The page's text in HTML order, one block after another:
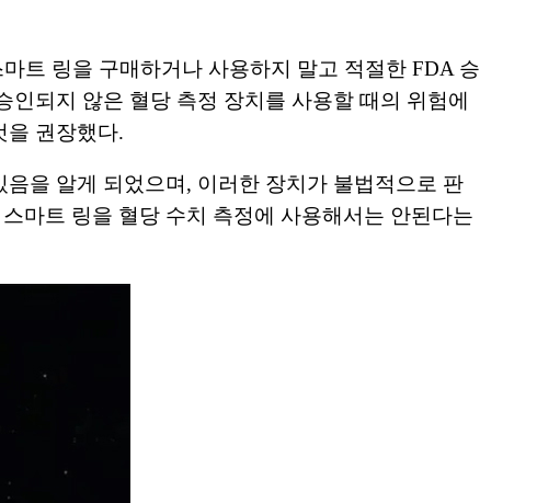
트 링을 구매하거나 사용하지 말고 적절한 FDA 승
되지 않은 혈당 측정 장치를 사용할 때의 위험에
을 권장했다.
을 알게 되었으며, 이러한 장치가 불법적으로 판
마트 링을 혈당 수치 측정에 사용해서는 안된다는